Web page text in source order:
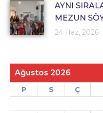
AYNI
MEZUN
24 Haz, 2026
Ağustos 2026
P S Ç